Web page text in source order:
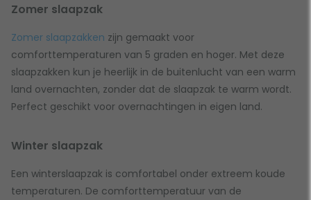
Zomer slaapzak
Zomer slaapzakken zijn gemaakt voor
comforttemperaturen van 5 graden en hoger. Met deze
slaapzakken kun je heerlijk in de buitenlucht van een warm
land overnachten, zonder dat de slaapzak te warm wordt.
Perfect geschikt voor overnachtingen in eigen land.
Winter slaapzak
Een winterslaapzak is comfortabel onder extreem koude
temperaturen. De comforttemperatuur van de